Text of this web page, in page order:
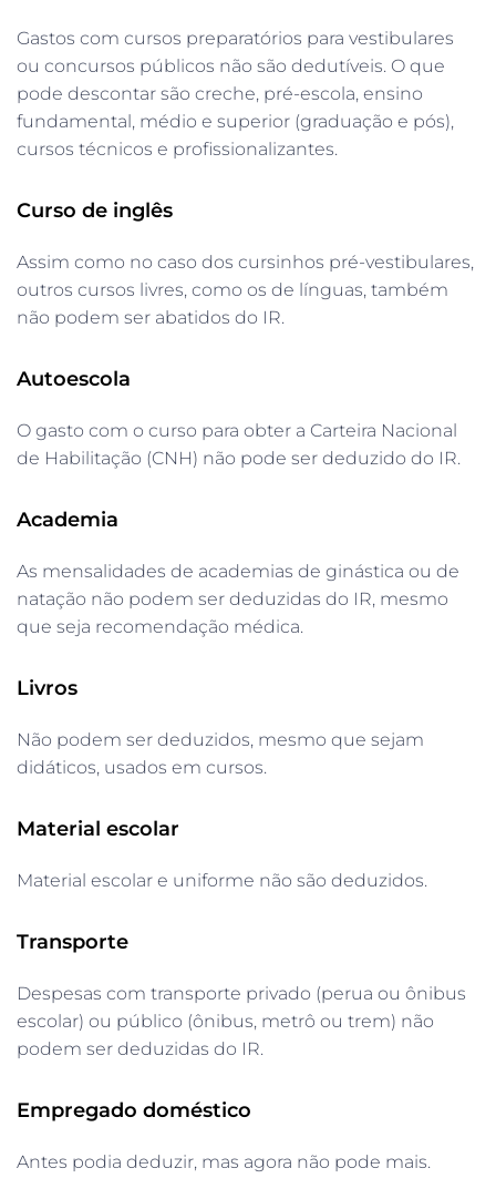
Gastos com cursos preparatórios para vestibulares
ou concursos públicos não são dedutíveis. O que
pode descontar são creche, pré-escola, ensino
fundamental, médio e superior (graduação e pós),
cursos técnicos e profissionalizantes.
Curso de inglês
Assim como no caso dos cursinhos pré-vestibulares,
outros cursos livres, como os de línguas, também
não podem ser abatidos do IR.
Autoescola
O gasto com o curso para obter a Carteira Nacional
de Habilitação (CNH) não pode ser deduzido do IR.
Academia
As mensalidades de academias de ginástica ou de
natação não podem ser deduzidas do IR, mesmo
que seja recomendação médica.
Livros
Não podem ser deduzidos, mesmo que sejam
didáticos, usados em cursos.
Material escolar
Material escolar e uniforme não são deduzidos.
Transporte
Despesas com transporte privado (perua ou ônibus
escolar) ou público (ônibus, metrô ou trem) não
podem ser deduzidas do IR.
Empregado doméstico
Antes podia deduzir, mas agora não pode mais.